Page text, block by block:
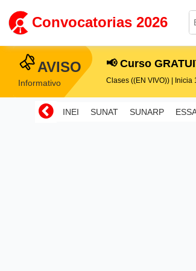
Convocatorias 2026
AVISO
Informativo
📢 Curso
Clases ((EN VIVO)) | Inicia
INEI SUNAT SUNARP